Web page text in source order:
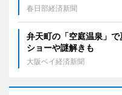
春日部経済新聞
弁天町の「空庭温泉」
ショーや謎解きも
大阪ベイ経済新聞